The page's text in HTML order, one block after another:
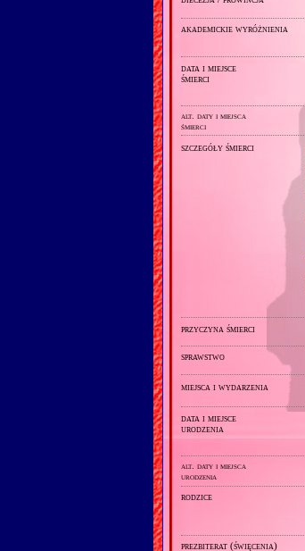
akademickie wyróżnienia
data i miejsce
śmierci
alt. daty i miejsca
śmierci
szczegóły śmierci
przyczyna śmierci
sprawstwo
miejsca i wydarzenia
data i miejsce
urodzenia
alt. daty i miejsca
urodzenia
rodzice
prezbiterat (święcenia)